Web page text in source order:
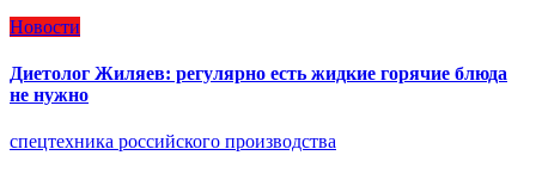
Новости
Диетолог Жиляев: регулярно есть жидкие горячие блюда
не нужно
спецтехника российского производства